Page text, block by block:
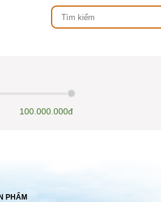
100.000.000đ
PHẨM